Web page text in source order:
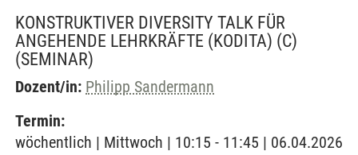
KONSTRUKTIVER DIVERSITY TALK FÜR
ANGEHENDE LEHRKRÄFTE (KODITA) (C)
(SEMINAR)
Dozent/in: Philipp Sandermann
Termin:
wöchentlich | Mittwoch | 10:15 - 11:45 | 06.04.2026